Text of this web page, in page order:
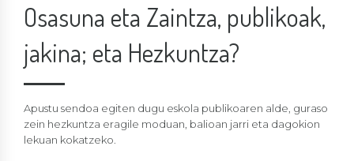
Osasuna eta Zaintza, publikoak,
jakina; eta Hezkuntza?
Apustu sendoa egiten dugu eskola publikoaren alde, guraso
zein hezkuntza eragile moduan, balioan jarri eta dagokion
lekuan kokatzeko.